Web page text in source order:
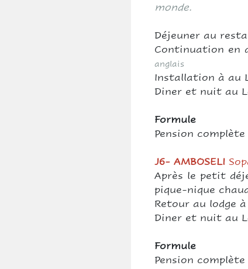
monde.
Déjeuner au
Continuation en
anglais
Installation à au
Diner et nuit au
Formule
Pension
J6- AMBOSELI
Après le petit
pique-nique
Retour au lodge à
Diner et nuit au
Formule
Pension